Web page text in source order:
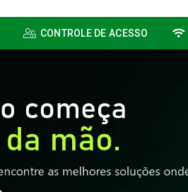
CONTROLE DE ACESSO